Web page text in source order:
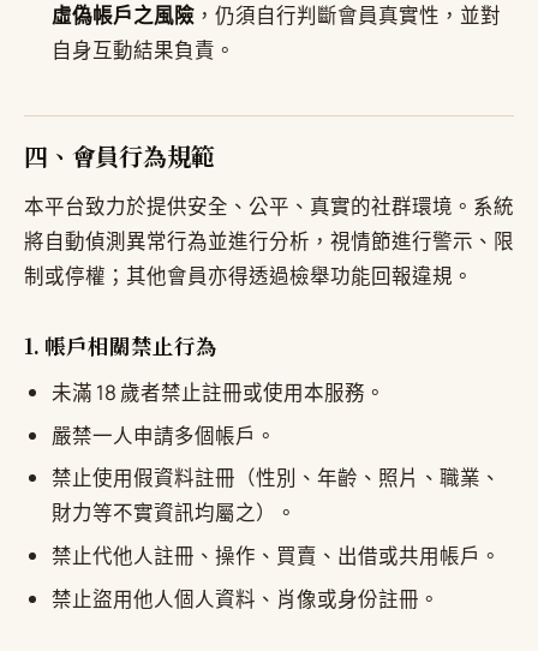
虛偽帳戶之風險 ，仍須自行判斷會員真實性，並對
自身互動結果負責。
四、會員行為規範
本平台致力於提供安全、公平、真實的社群環境。系統
將自動偵測異常行為並進行分析，視情節進行警示、限
制或停權；其他會員亦得透過檢舉功能回報違規。
1. 帳戶相關禁止行為
未滿 18 歲者禁止註冊或使用本服務。
嚴禁一人申請多個帳戶。
禁止使用假資料註冊（性別、年齡、照片、職業、
財力等不實資訊均屬之）。
禁止代他人註冊、操作、買賣、出借或共用帳戶。
禁止盜用他人個人資料、肖像或身份註冊。